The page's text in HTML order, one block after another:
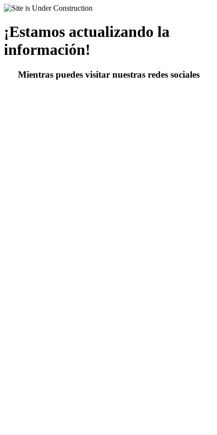
¡Estamos actualizando la
información!
Mientras puedes visitar nuestras redes sociales